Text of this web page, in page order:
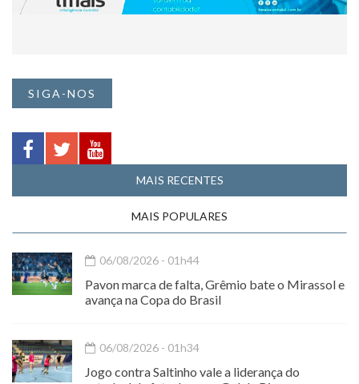
SIGA-NOS
MAIS RECENTES
MAIS POPULARES
06/08/2026 - 01h44
Pavon marca de falta, Grêmio bate o Mirassol e
avança na Copa do Brasil
06/08/2026 - 01h34
Jogo contra Saltinho vale a liderança do